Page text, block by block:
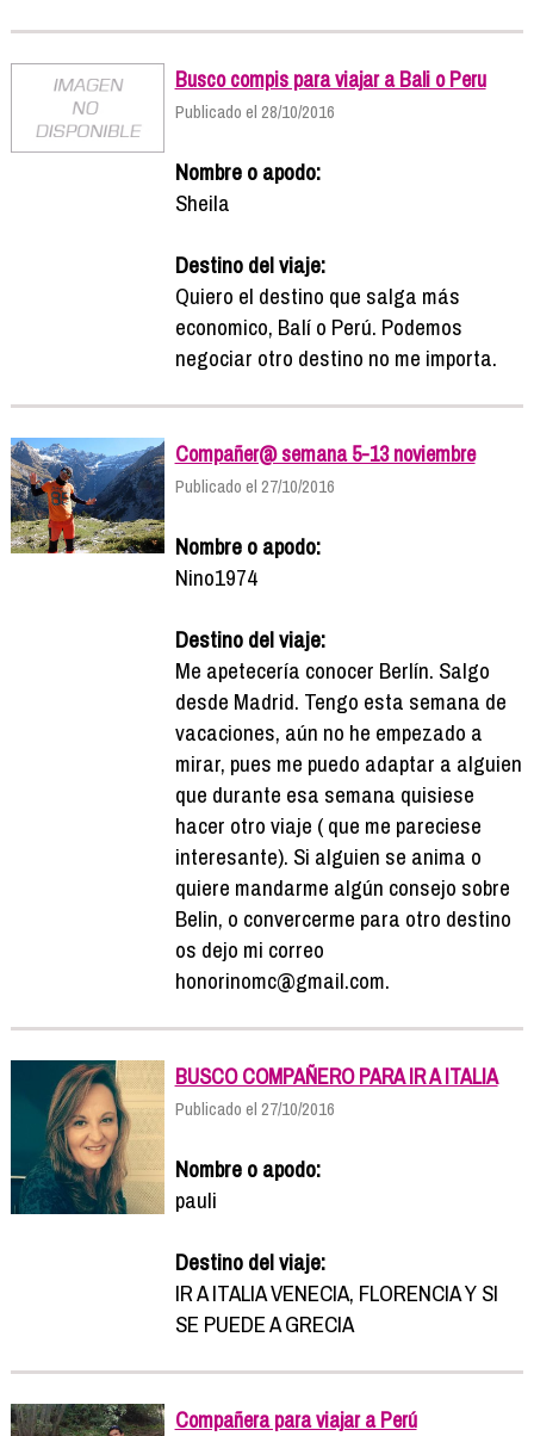
Busco compis para viajar a Bali o Peru
Publicado el 28/10/2016
Nombre o apodo:
Sheila
Destino del viaje:
Quiero el destino que salga más
economico, Balí o Perú. Podemos
negociar otro destino no me importa.
Compañer@ semana 5-13 noviembre
Publicado el 27/10/2016
Nombre o apodo:
Nino1974
Destino del viaje:
Me apetecería conocer Berlín. Salgo
desde Madrid. Tengo esta semana de
vacaciones, aún no he empezado a
mirar, pues me puedo adaptar a alguien
que durante esa semana quisiese
hacer otro viaje ( que me pareciese
interesante). Si alguien se anima o
quiere mandarme algún consejo sobre
Belin, o convercerme para otro destino
os dejo mi correo
honorinomc@gmail.com.
BUSCO COMPAÑERO PARA IR A ITALIA
Publicado el 27/10/2016
Nombre o apodo:
pauli
Destino del viaje:
IR A ITALIA VENECIA, FLORENCIA Y SI
SE PUEDE A GRECIA
Compañera para viajar a Perú